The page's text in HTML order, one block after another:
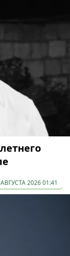
2026 01:41